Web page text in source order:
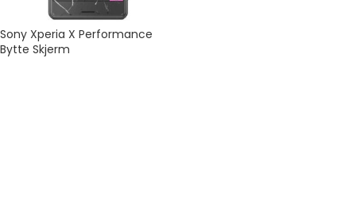
Sony Xperia X Performance
Bytte Skjerm